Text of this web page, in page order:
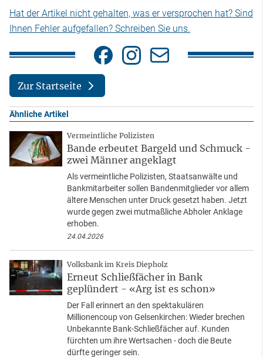
Hat der Artikel nicht gehalten, was er versprochen hat? Sind
Ihnen Fehler aufgefallen? Schreiben Sie uns.
Zur Startseite
Ähnliche Artikel
Vermeintliche Polizisten
Bande erbeutet Bargeld und Schmuck -
zwei Männer angeklagt
Als vermeintliche Polizisten, Staatsanwälte und
Bankmitarbeiter sollen Bandenmitglieder vor allem
ältere Menschen unter Druck gesetzt haben. Jetzt
wurde gegen zwei mutmaßliche Abholer Anklage
erhoben.
24.04.2026
Volksbank im Kreis Diepholz
Erneut Schließfächer in Bank
geplündert - «Arg ist es schon»
Der Fall erinnert an den spektakulären
Millionencoup von Gelsenkirchen: Wieder brechen
Unbekannte Bank-Schließfächer auf. Kunden
fürchten um ihre Wertsachen - doch die Beute
dürfte geringer sein.